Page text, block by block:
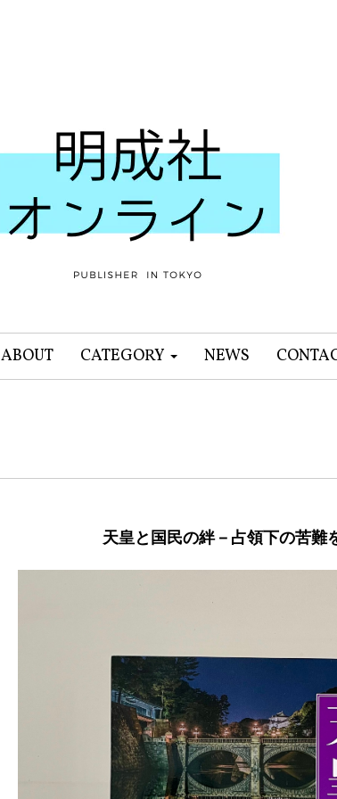
ABOUT CATEGORY NEWS
天皇と国民の絆－占領下の苦難